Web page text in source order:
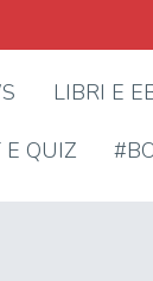
LIBRI E
E QUIZ